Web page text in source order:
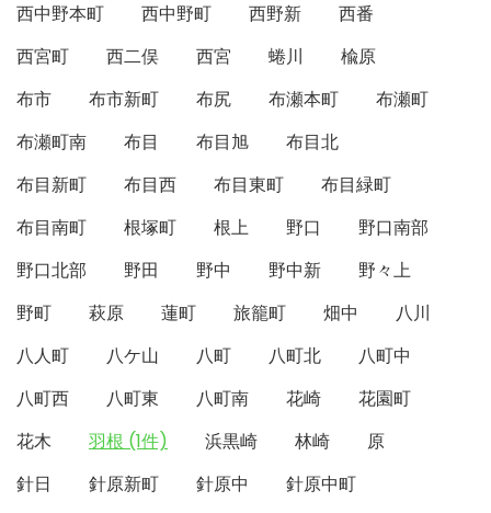
西中野本町
西中野町 西野新
西番
西宮町
西二俣 西宮 蜷川
楡原
布市
布市新町 布尻 布瀬本町
布瀬町
布瀬町南
布目 布目旭
布目北
布目新町
布目西 布目東町
布目緑町
布目南町
根塚町 根上 野口
野口南部
野口北部
野田 野中 野中新
野々上
野町
萩原 蓮町 旅籠町 畑中
八川
八人町
八ケ山 八町 八町北
八町中
八町西
八町東 八町南 花崎
花園町
花木
羽根 (1件) 浜黒崎 林崎
原
針日
針原新町 針原中 針原中町